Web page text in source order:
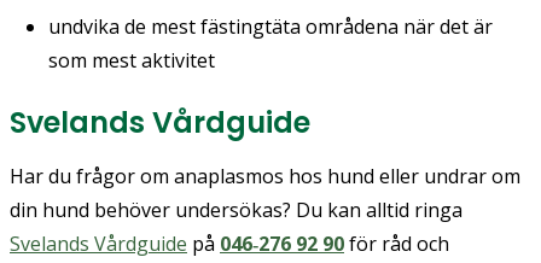
undvika de mest fästingtäta områdena när det är
som mest aktivitet
Svelands Vårdguide
Har du frågor om anaplasmos hos hund eller undrar om
din hund behöver undersökas? Du kan alltid ringa
Svelands Vårdguide på 046‑276 92 90för råd och